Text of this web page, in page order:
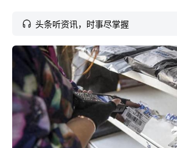
头条听资讯，时事尽掌握